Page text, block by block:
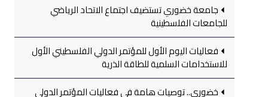
جامعة خضوري تستضيف اجتماع الاتحاد الرياضي
للجامعات الفلسطينية
فعاليات اليوم الأول للمؤتمر الدولي الفلسطيني الأول
للاستخدامات السلمية للطاقة الذرية
خضوري.. توصيات هامة في فعاليات المؤتمر الدولي